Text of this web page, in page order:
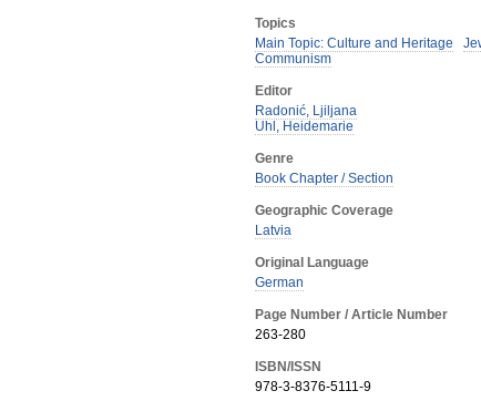
Topics
Main Topic: Culture and Heritage
Communism
Editor
Radonić, Ljiljana
Uhl, Heidemarie
Genre
Book Chapter / Section
Geographic Coverage
Latvia
Original Language
German
Page Number / Article Number
263-280
ISBN/ISSN
978-3-8376-5111-9